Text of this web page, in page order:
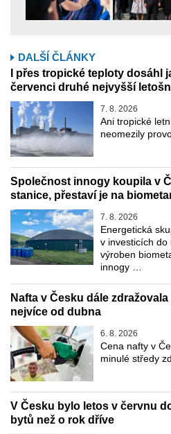
DALŠÍ ČLÁNKY
I přes tropické teploty dosáhl
červenci druhé nejvyšší
7. 8. 2026
Ani tropické
neomezily
Společnost innogy koupila v
stanice, přestaví je na
7. 8. 2026
Energetická
v investicích
výroben
innogy …
Nafta v Česku dále
nejvíce od dubna
6. 8. 2026
Cena nafty v
minulé středy
V Česku bylo letos v červnu
bytů než o rok dříve